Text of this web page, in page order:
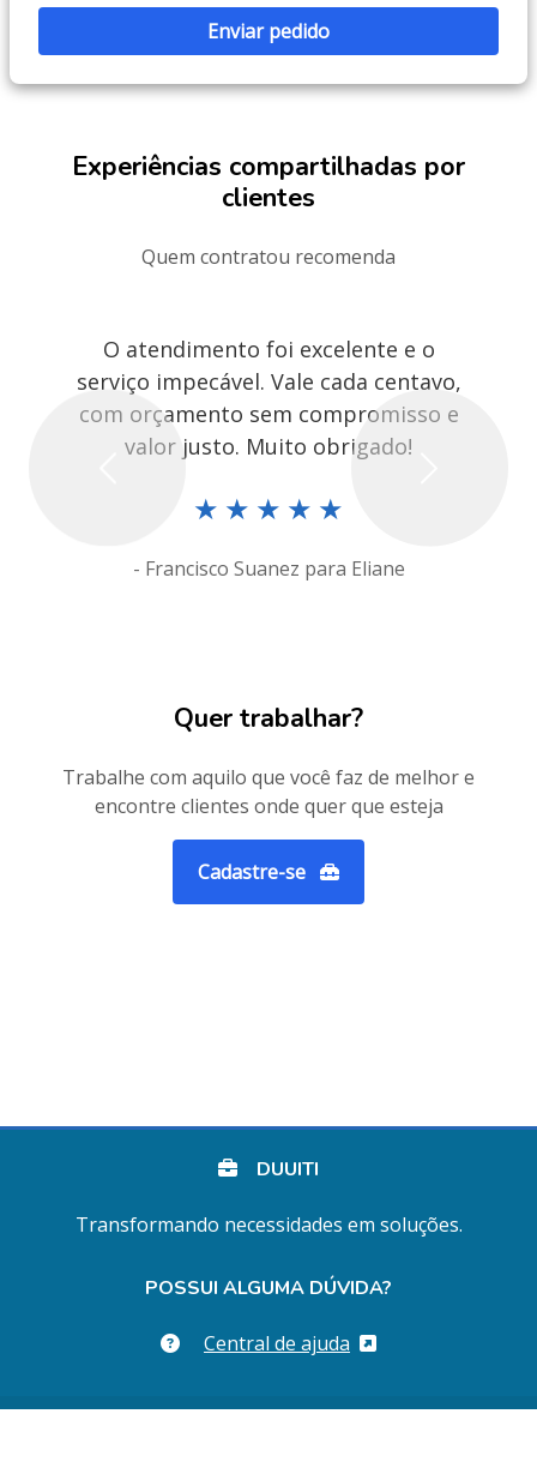
Experiências compartilhadas por
clientes
Quem contratou recomenda
O atendimento foi excelente e o
serviço impecável. Vale cada centavo,
com orçamento sem compromisso e
valor justo. Muito obrigado!
★ ★ ★ ★ ★
- Francisco Suanez para Eliane
Quer trabalhar?
Trabalhe com aquilo que você faz de melhor e
encontre clientes onde quer que esteja
Cadastre-se
DUUITI
Transformando necessidades em soluções.
POSSUI ALGUMA DÚVIDA?
Central de ajuda